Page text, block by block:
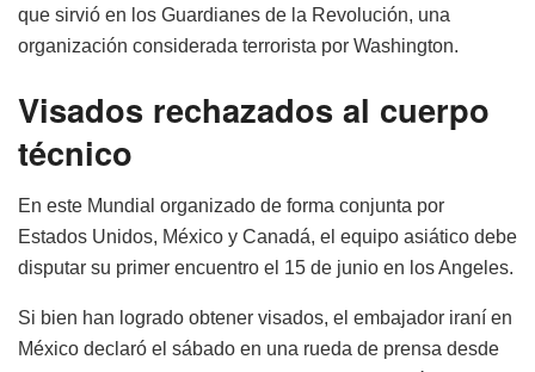
que sirvió en los Guardianes de la Revolución, una
organización considerada terrorista por Washington.
Visados rechazados al cuerpo
técnico
En este Mundial organizado de forma conjunta por
Estados Unidos, México y Canadá, el equipo asiático debe
disputar su primer encuentro el 15 de junio en los Angeles.
Si bien han logrado obtener visados, el embajador iraní en
México declaró el sábado en una rueda de prensa desde